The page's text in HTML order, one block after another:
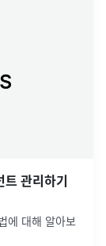
관리하기
에 대해 알아보